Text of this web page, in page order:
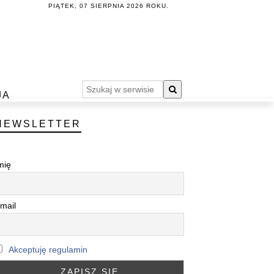
PIĄTEK, 07 SIERPNIA 2026 ROKU.
Akceptuję regulamin